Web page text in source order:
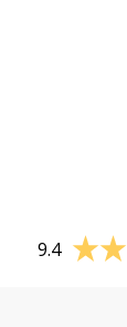
9.4